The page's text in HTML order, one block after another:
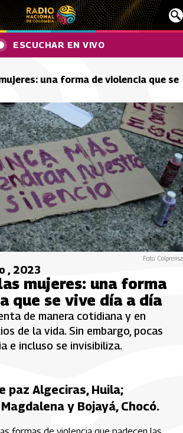
ESCUCHAR EN VIVO
una forma de violencia que se
Foto: Colprensa
, 2023
mujeres: una forma
que se vive día a día
de manera cotidiana y en
de la vida. Sin embargo, pocas
e incluso se invisibiliza.
paz Algeciras, Huila;
y Bojayá, Chocó.